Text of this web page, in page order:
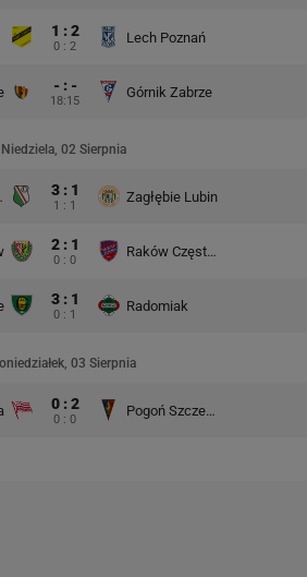
1 : 2
0 : 2
Lech Poznań
- : -
18:15
Górnik Zabrze
Niedziela, 02 Sierpnia
3 : 1
1 : 1
Zagłębie Lubin
2 : 1
0 : 0
Raków Częstochowa
3 : 1
0 : 1
Radomiak
03 Sierpnia
0 : 2
0 : 0
Pogoń Szczecin